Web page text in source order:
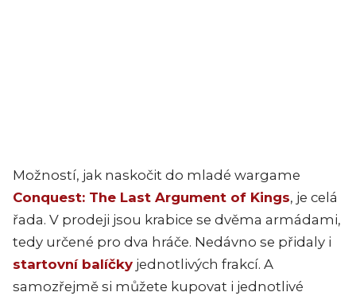
Možností, jak naskočit do mladé wargame
Conquest: The Last Argument of Kings, je celá
řada. V prodeji jsou krabice se dvěma armádami,
tedy určené pro dva hráče. Nedávno se přidaly i
startovní balíčky jednotlivých frakcí. A
samozřejmě si můžete kupovat i jednotlivé